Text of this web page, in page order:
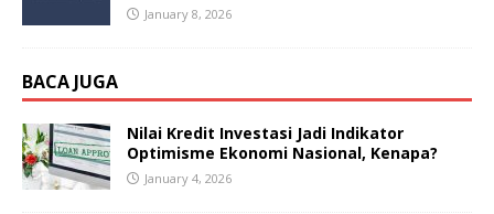
January 8, 2026
BACA JUGA
Nilai Kredit Investasi Jadi Indikator
Optimisme Ekonomi Nasional, Kenapa?
January 4, 2026